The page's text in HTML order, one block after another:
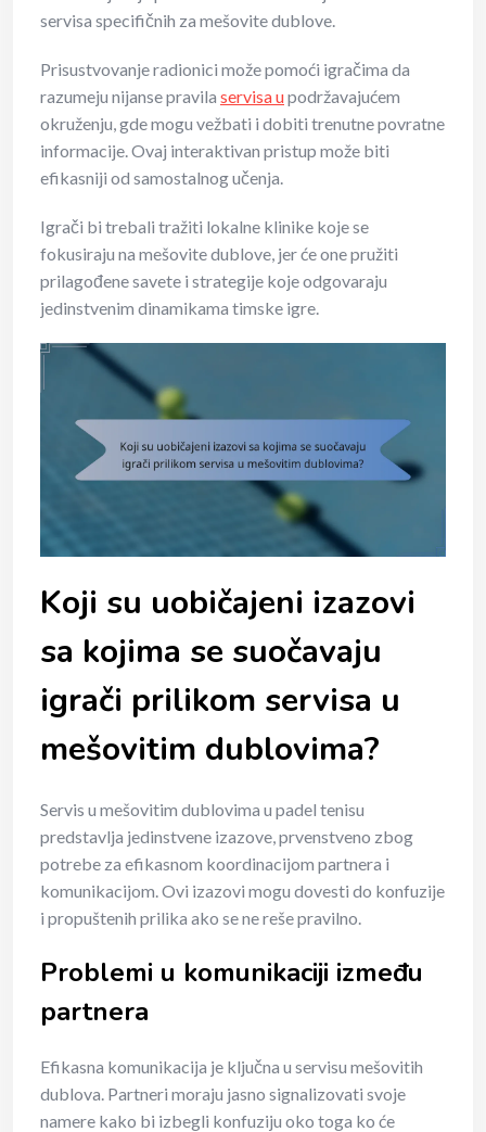
servisa specifičnih za mešovite dublove.
Prisustvovanje radionici može pomoći igračima da
razumeju nijanse pravila servisa upodržavajućem
okruženju, gde mogu vežbati i dobiti trenutne povratne
informacije. Ovaj interaktivan pristup može biti
efikasniji od samostalnog učenja.
Igrači bi trebali tražiti lokalne klinike koje se
fokusiraju na mešovite dublove, jer će one pružiti
prilagođene savete i strategije koje odgovaraju
jedinstvenim dinamikama timske igre.
Koji su uobičajeni izazovi
sa kojima se suočavaju
igrači prilikom servisa u
mešovitim dublovima?
Servis u mešovitim dublovima u padel tenisu
predstavlja jedinstvene izazove, prvenstveno zbog
potrebe za efikasnom koordinacijom partnera i
komunikacijom. Ovi izazovi mogu dovesti do konfuzije
i propuštenih prilika ako se ne reše pravilno.
Problemi u komunikaciji između
partnera
Efikasna komunikacija je ključna u servisu mešovitih
dublova. Partneri moraju jasno signalizovati svoje
namere kako bi izbegli konfuziju oko toga ko će